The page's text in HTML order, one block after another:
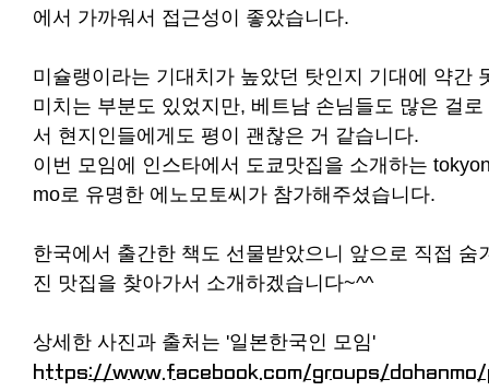
에서 가까워서 접근성이 좋았습니다.
미슐랭이라는 기대치가 높았던 탓인지 기대에 약간
미치는 부분도 있었지만, 베트남 손님들도 많은 걸로
서 현지인들에게도 평이 괜찮은 거 같습니다.
이번 모임에 인스타에서 도쿄맛집을 소개하는
mo로 유명한 에노모토씨가 참가해주셨습니다.
한국에서 출간한 책도 선물받았으니 앞으로 직접 숨
진 맛집을 찾아가서 소개하겠습니다~^^
상세한 사진과 출처는 '일본한국인 모임'
https://www.facebook.com/groups/